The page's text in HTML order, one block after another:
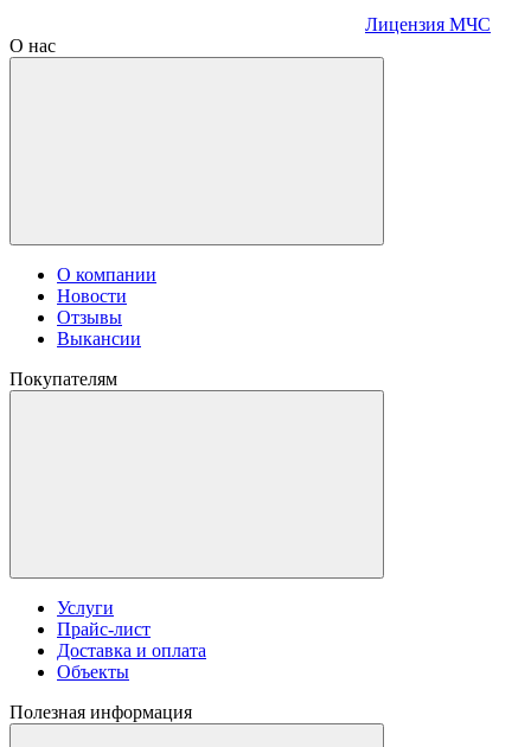
Лицензия МЧС
О нас
О компании
Новости
Отзывы
Выкансии
Покупателям
Услуги
Прайс-лист
Доставка и оплата
Объекты
Полезная информация